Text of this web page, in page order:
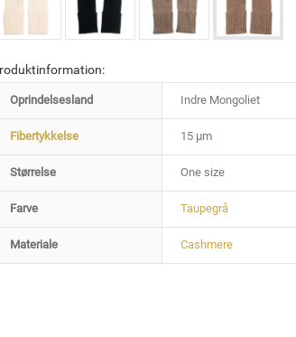
Oprindelsesland Indre Mongoliet
Fibertykkelse 15 µm
Størrelse One size
Farve Taupegrå
Materiale Cashmere